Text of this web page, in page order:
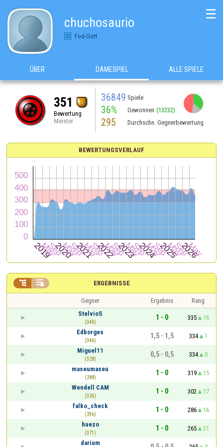
chuchosaurio
Fod-Gott
☰
ÜBER DAMESPIEL ALLE SPIELE
351
Bewertung
Meister
36849 Spiele
36% Gewonnen (13232)
295 Durchschn. Gegnerbewertung
BEWERTUNGSVERLAUF
ERGEBNISSE
 
Gegner Ergebnis
Rang
StelvioS
(340)
1 - 0 335
16
Edborges
(346)
1,5 - 1,5 334
1
Miguel11
(328)
0,5 - 0,5 334
0
maseumaseu
(288)
1 - 0 319
15
Wendell CAM
(326)
1 - 0 302
17
falko_check
(296)
1 - 0 286
16
huezo
(371)
1 - 0 265
21
darium